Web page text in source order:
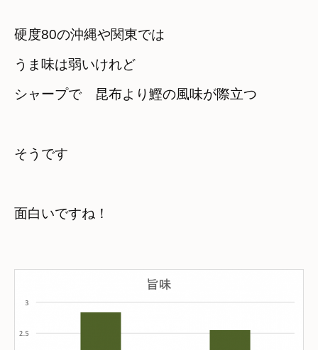
硬度80の沖縄や関東では
うま味は弱いけれど
シャープで　昆布より鰹の風味が際立つ
そうです
面白いですね！